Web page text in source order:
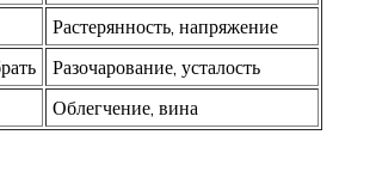
Растерянность, напряжение
Разочарование, усталость
Облегчение, вина